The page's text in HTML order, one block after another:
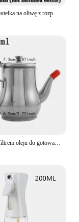
200/300ml butelka na oliwę z rozpylaczem grillowanie dozownik do oliwy z oliwek pieczenie w kuchni rozpylać pustą butelkę butelka octu dozownik oleju
Pojemnik z filtrem oleju do gotowania Butelka z separatorem oleju Garnek do przechowywania ze stali nierdzewnej Zbiornik oleju z siatką filtrującą Kuchnia Gospodarstwo domowe